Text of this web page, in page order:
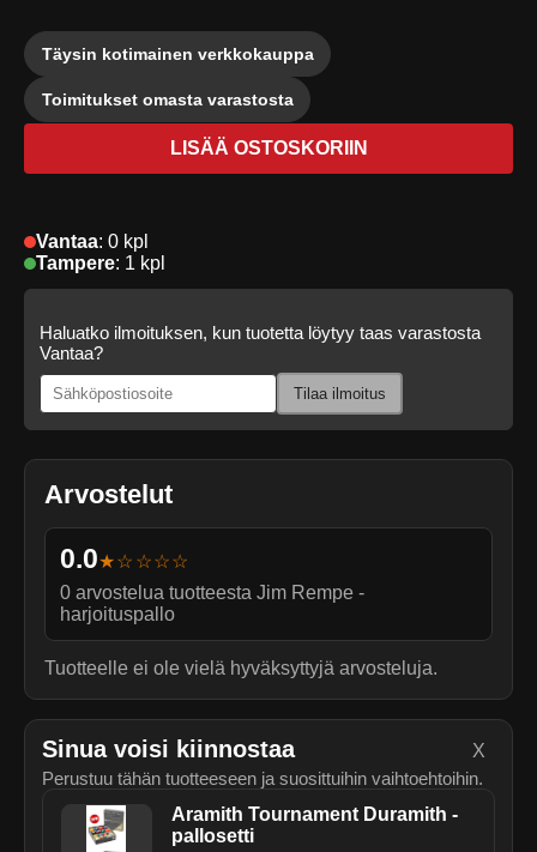
Arvostelut
0.0★☆☆☆☆
0 arvostelua tuotteesta Jim Rempe -
harjoituspallo
Tuotteelle ei ole vielä hyväksyttyjä arvosteluja.
Täysin kotimainen verkkokauppa
Toimitukset omasta varastosta
LISÄÄ OSTOSKORIIN
Vantaa: 0 kpl
Tampere: 1 kpl
Haluatko ilmoituksen, kun tuotetta löytyy taas varastosta
Vantaa?
Tilaa ilmoitus
Sinua voisi kiinnostaa
Perustuu tähän tuotteeseen ja suosittuihin vaihtoehtoihin.
X
Aramith Tournament Duramith -
pallosetti